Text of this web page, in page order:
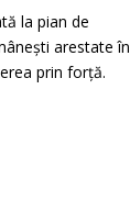
la pian de
arestate în
prin forță.